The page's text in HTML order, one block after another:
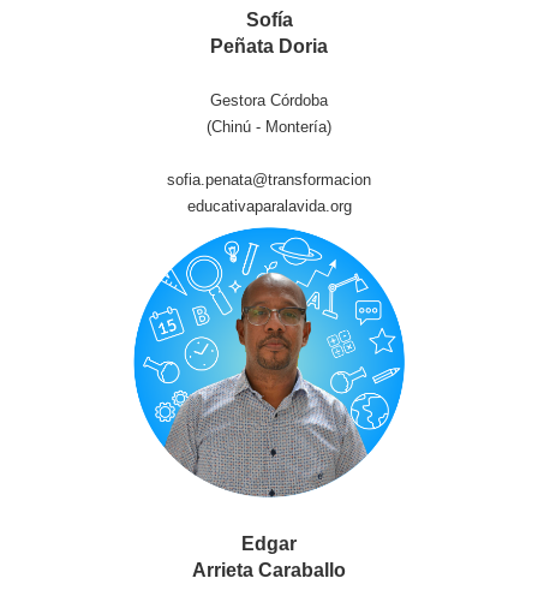
Sofía
Peñata Doria
Gestora Córdoba
(Chinú - Montería)
sofia.penata@transformacion
educativaparalavida.org
Edgar
Arrieta Caraballo